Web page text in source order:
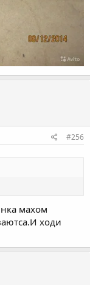
#256
махом
ходи